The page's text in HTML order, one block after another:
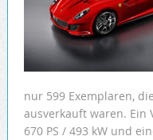
nur 599 Exemplaren,
ausverkauft waren. Ein
670 PS / 493 kW und